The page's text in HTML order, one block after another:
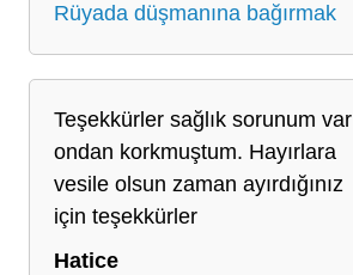
Rüyada düşmanına bağırmak
Teşekkürler sağlık sorunum var
ondan korkmuştum. Hayırlara
vesile olsun zaman ayırdığınız
için teşekkürler
Hatice